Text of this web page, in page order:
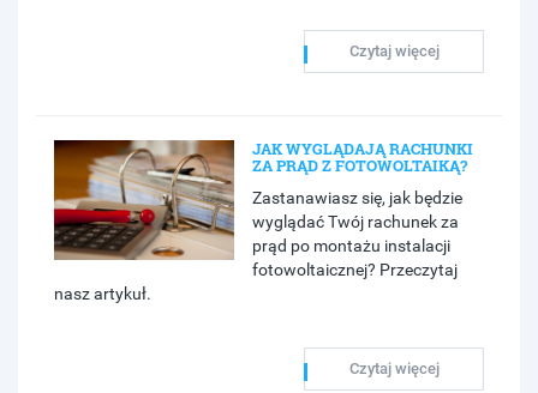
Czytaj więcej
JAK WYGLĄDAJĄ RACHUNKI
ZA PRĄD Z FOTOWOLTAIKĄ?
Zastanawiasz się, jak będzie
wyglądać Twój rachunek za
prąd po montażu instalacji
fotowoltaicznej? Przeczytaj
nasz artykuł.
Czytaj więcej